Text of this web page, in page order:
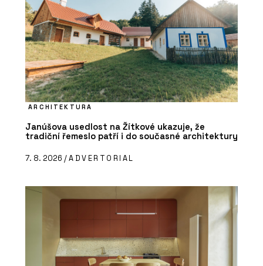
ARCHITEKTURA
Janúšova usedlost na Žítkové ukazuje, že
tradiční řemeslo patří i do současné architektury
7. 8. 2026 /ADVERTORIAL